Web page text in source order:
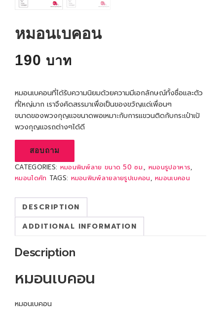
หมอนเบคอน
190
หมอนเบคอนที่ได้รับความนิยมด้วยความมีเอกลักษณ์ทั้งชื่อและตัว
ที่ใหญ่มาก เราจึงคัดสรรมาเพื่อเป็นของขวัญแด่เพื่อนๆ
ขนาดของพวงกุญแจขนาดพอเหมาะกับการแขวนติดกับกระเป๋าเป้
พวงกุญแจรถต่างๆได้ดี
สอบถาม
CATEGORIES: หมอนพิมพ์ลาย ขนาด 50 ซม., หมอนรูปอาหาร,
หมอนไดคัท TAGS: หมอนพิมพ์ลายลายรูปเบคอน,หมอนเบคอน
DESCRIPTION
ADDITIONAL INFORMATION
Description
หมอนเบคอน
หมอนเบคอน